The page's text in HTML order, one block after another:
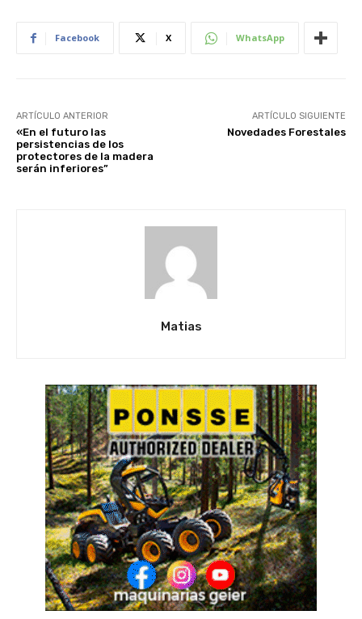
Facebook X WhatsApp
ARTÍCULO ANTERIOR
«En el futuro las
persistencias de los
protectores de la madera
serán inferiores”
ARTÍCULO SIGUIENTE
Novedades Forestales
Matias